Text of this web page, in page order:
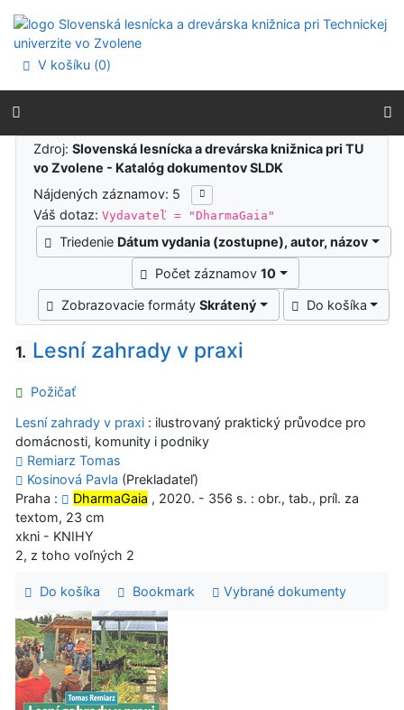
Prejsť na menu
Prehlásenie o webovej prístupnosti
V košíku (0)
Výsledky vyhľadávania
Zdroj:Slovenská lesnícka a drevárska knižnica pri TU
vo Zvolene - Katalóg dokumentov SLDK
Nájdených záznamov: 5
Váš dotaz:Vydavateľ = "DharmaGaia"
Triedenie Dátum vydania (zostupne), autor, názov
Počet záznamov10
Zobrazovacie formátySkrátený Do košíka
1. Lesní zahrady v praxi
Požičať
Lesní zahrady v praxi : ilustrovaný praktický průvodce pro
domácnosti, komunity i podniky
Remiarz Tomas
Kosinová Pavla (Prekladateľ)
Praha :
DharmaGaia , 2020. - 356 s. : obr., tab., príl. za
textom, 23 cm
xkni - KNIHY
2, z toho voľných 2
Do košíka Bookmark Vybrané dokumenty